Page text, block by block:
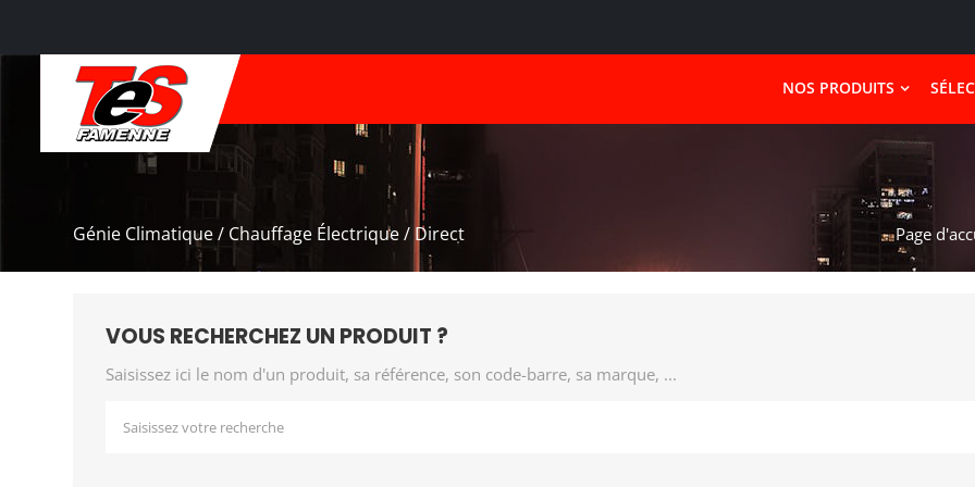
NOS PRODUITS
Génie Climatique / Chauffage Électrique / Direct Page
VOUS RECHERCHEZ UN PRODUIT ?
Saisissez ici le nom d'un produit, sa référence, son code-barre, sa marque, ...